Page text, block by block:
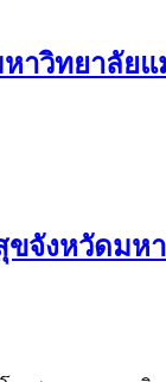
าวิทยาลัยแ
จังหวัดมห